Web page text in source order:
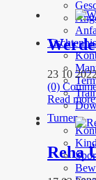
Tischtennis
Turnen
23 10
(0)
Read
Reha